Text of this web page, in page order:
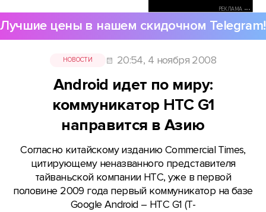
РЕКЛАМА •••
Лучшие цены в нашем скидочном Telegram!
НОВОСТИ 20:54, 4 ноября 2008
Android идет по миру:
коммуникатор HTC G1
направится в Азию
Согласно китайскому изданию Commercial Times,
цитирующему неназванного представителя
тайваньской компании HTC, уже в первой
половине 2009 года первый коммуникатор на базе
Google Android – HTC G1 (T-